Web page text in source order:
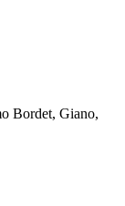
Bordet, Giano,